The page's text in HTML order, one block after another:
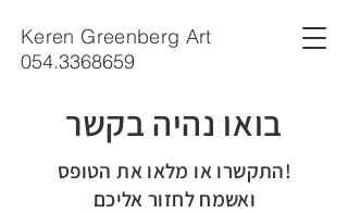
Keren Greenberg Art
054.3368659
בואו נהיה בקשר
!התקשרו או מלאו את הטופס
ואשמח לחזור אליכם